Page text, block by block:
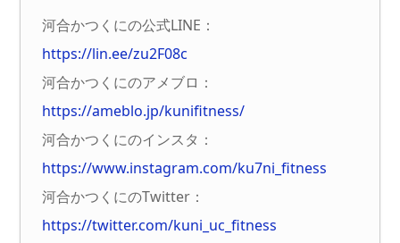
河合かつくにの公式LINE：
https://lin.ee/zu2F08c
河合かつくにのアメブロ：
https://ameblo.jp/kunifitness/
河合かつくにのインスタ：
https://www.instagram.com/ku7ni_fitness
河合かつくにのTwitter：
https://twitter.com/kuni_uc_fitness